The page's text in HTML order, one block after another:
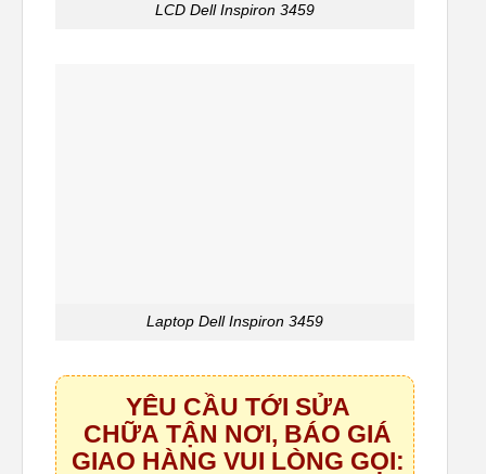
LCD Dell Inspiron 3459
Laptop Dell Inspiron 3459
YÊU CẦU TỚI SỬA
CHỮA TẬN NƠI, BÁO GIÁ
GIAO HÀNG VUI LÒNG GỌI: